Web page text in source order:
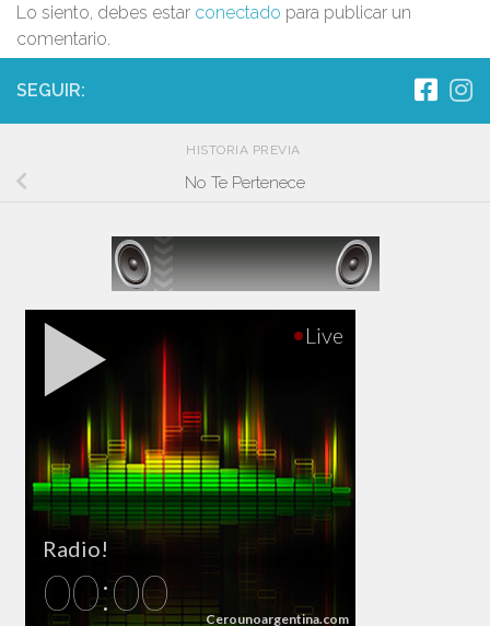
Lo siento, debes estar conectado para publicar un
comentario.
SEGUIR:
HISTORIA PREVIA
No Te Pertenece